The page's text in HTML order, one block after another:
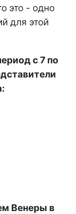
это - одно
для этой
с 7 по
Венеры в